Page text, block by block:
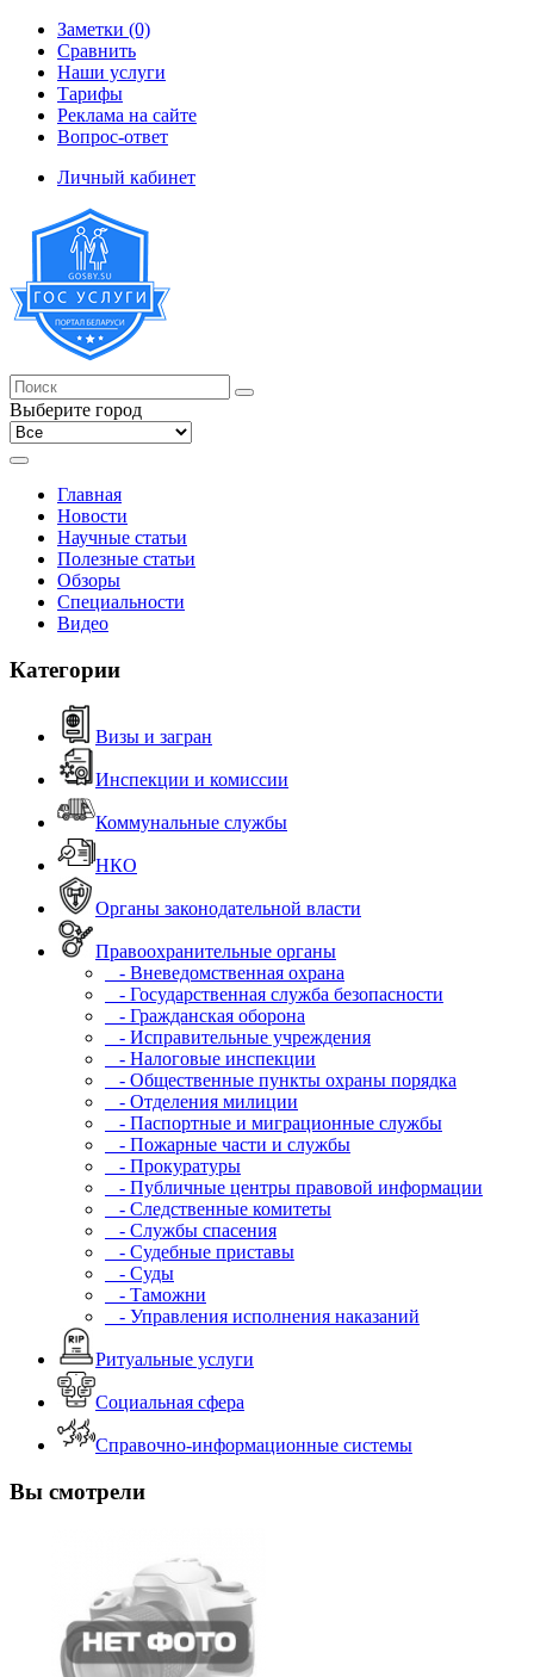
Заметки (0)
Сравнить
Наши услуги
Тарифы
Реклама на сайте
Вопрос-ответ
Личный кабинет
Выберите город
Главная
Новости
Научные статьи
Полезные статьи
Обзоры
Специальности
Видео
Категории
Визы и загран
Инспекции и комиссии
Коммунальные службы
НКО
Органы законодательной власти
Правоохранительные органы
- Вневедомственная охрана
- Государственная служба безопасности
- Гражданская оборона
- Исправительные учреждения
- Налоговые инспекции
- Общественные пункты охраны порядка
- Отделения милиции
- Паспортные и миграционные службы
- Пожарные части и службы
- Прокуратуры
- Публичные центры правовой информации
- Следственные комитеты
- Службы спасения
- Судебные приставы
- Суды
- Таможни
- Управления исполнения наказаний
Ритуальные услуги
Социальная сфера
Справочно-информационные системы
Вы смотрели